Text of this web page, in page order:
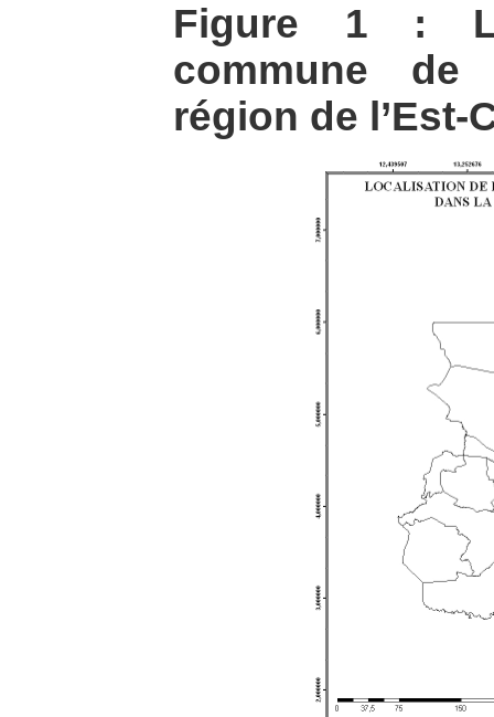
Figure 1 :
commune
région de l’Est-